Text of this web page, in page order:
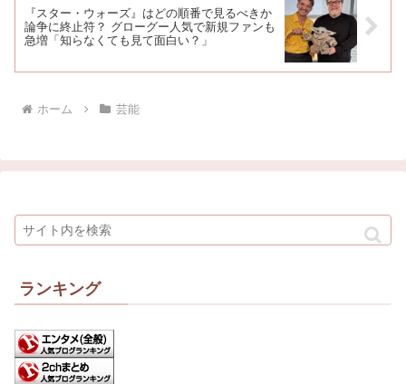
『スター・ウォーズ』はどの順番で見るべきか
論争に終止符？ グローグー人気で新規ファンも
急増「知らなくても見て面白い？」
ホーム 芸能
ランキング